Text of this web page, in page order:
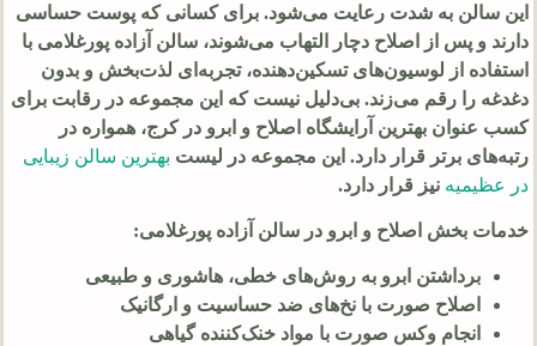
این سالن به شدت رعایت می‌شود. برای کسانی که پوست حساسی
دارند و پس از اصلاح دچار التهاب می‌شوند، سالن آزاده پورغلامی با
استفاده از لوسیون‌های تسکین‌دهنده، تجربه‌ای لذت‌بخش و بدون
دغدغه را رقم می‌زند. بی‌دلیل نیست که این مجموعه در رقابت برای
کسب عنوان بهترین آرایشگاه اصلاح و ابرو در کرج، همواره در
رتبه‌های برتر قرار دارد. این مجموعه در لیست بهترین سالن زیبایی
در عظیمیه نیز قرار دارد.
خدمات بخش اصلاح و ابرو در سالن آزاده پورغلامی:
برداشتن ابرو به روش‌های خطی، هاشوری و طبیعی
اصلاح صورت با نخ‌های ضد حساسیت و ارگانیک
انجام وکس صورت با مواد خنک‌کننده گیاهی